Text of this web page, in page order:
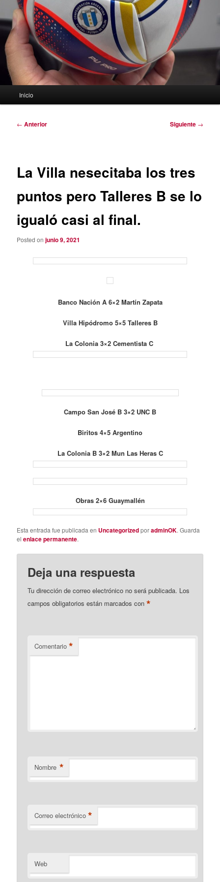
Inicio
Navegación
← Anterior Siguiente →
La Villa nesecitaba los tres
puntos pero Talleres B se lo
igualó casi al final.
Posted onjunio 9, 2021
Banco Nación A 6×2 Martín Zapata
Villa Hipódromo 5×5 Talleres B
La Colonia 3×2 Cementista C
Campo San José B 3×2 UNC B
Biritos 4×5 Argentino
La Colonia B 3×2 Mun Las Heras C
Obras 2×6 Guaymallén
Esta entrada fue publicada en UncategorizedporadminOK. Guarda
elenlace permanente.
Deja una respuesta
Tu dirección de correo electrónico no será publicada. Los
campos obligatorios están marcados con*
Comentario *
Nombre *
Correo electrónico *
Web